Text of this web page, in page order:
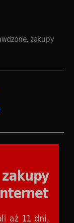
, zakupy
aż 11 dni,